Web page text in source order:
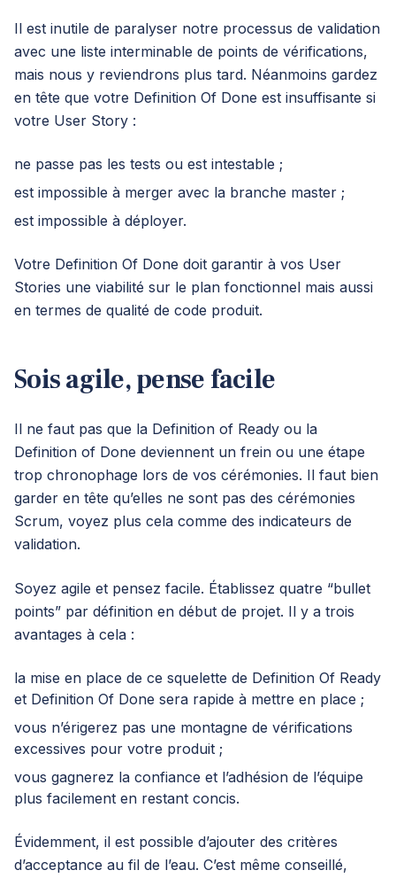
Il est inutile de paralyser notre processus de validation
avec une liste interminable de points de vérifications,
mais nous y reviendrons plus tard. Néanmoins gardez
en tête que votre Definition Of Done est insuffisante si
votre User Story :
ne passe pas les tests ou est intestable ;
est impossible à merger avec la branche master ;
est impossible à déployer.
Votre Definition Of Done doit garantir à vos User
Stories une viabilité sur le plan fonctionnel mais aussi
en termes de qualité de code produit.
Sois agile, pense facile
Il ne faut pas que la Definition of Ready ou la
Definition of Done deviennent un frein ou une étape
trop chronophage lors de vos cérémonies. Il faut bien
garder en tête qu’elles ne sont pas des cérémonies
Scrum, voyez plus cela comme des indicateurs de
validation.
Soyez agile et pensez facile. Établissez quatre “bullet
points” par définition en début de projet. Il y a trois
avantages à cela :
la mise en place de ce squelette de Definition Of Ready
et Definition Of Done sera rapide à mettre en place ;
vous n’érigerez pas une montagne de vérifications
excessives pour votre produit ;
vous gagnerez la confiance et l’adhésion de l’équipe
plus facilement en restant concis.
Évidemment, il est possible d’ajouter des critères
d’acceptance au fil de l’eau. C’est même conseillé,